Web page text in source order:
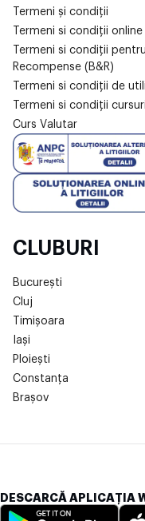
Termeni și condiții
Termeni si condiții online
Termeni si condiții
Recompense (B&R)
Termeni si condiții de
Termeni si condiții
Curs Valutar
CLUBURI
București
Cluj
Timișoara
Iași
Ploiești
Constanța
Brașov
DESCARCĂ APLICAȚIA